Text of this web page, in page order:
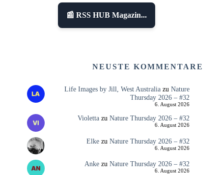
📰 RSS HUB Magazin...
NEUSTE KOMMENTARE
Life Images by Jill, West Australiazu Nature
Thursday 2026 – #32
6. August 2026
Violettazu Nature Thursday 2026 – #32
6. August 2026
Elkezu Nature Thursday 2026 – #32
6. August 2026
Ankezu Nature Thursday 2026 – #32
6. August 2026